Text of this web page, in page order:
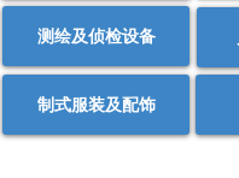
测绘及侦检设备
制式服装及配饰